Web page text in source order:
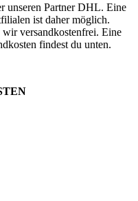
unseren Partner DHL. Eine
ist daher möglich.
versandkostenfrei. Eine
findest du unten.